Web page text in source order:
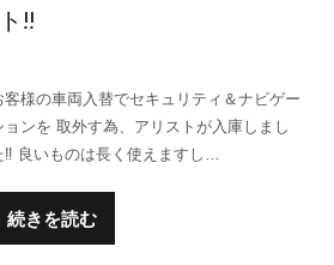
!!
客様の車両入替でセキュリティ＆ナビゲー
ョンを 取外す為、アリストが入庫しまし
‼ 良いものは長く使えますし…
続きを読む